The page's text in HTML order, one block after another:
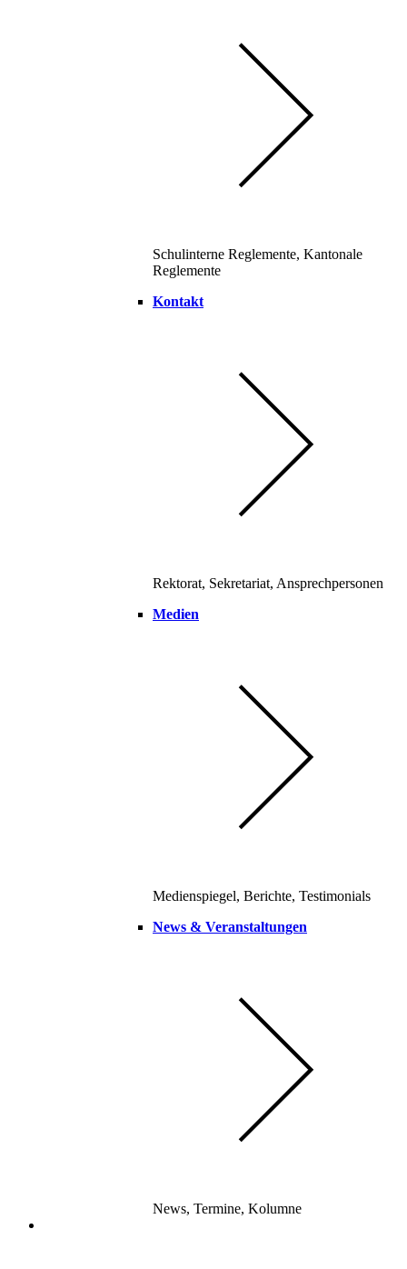
Schulinterne Reglemente, Kantonale
Reglemente
Kontakt
Rektorat, Sekretariat, Ansprechpersonen
Medien
Medienspiegel, Berichte, Testimonials
News & Veranstaltungen
News, Termine, Kolumne